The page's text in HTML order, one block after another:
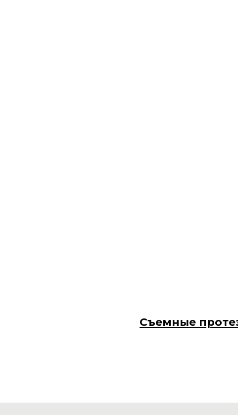
Съемные